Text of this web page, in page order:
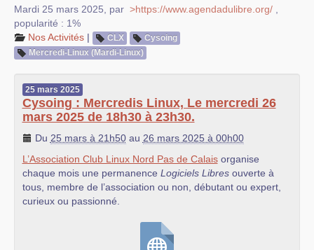
Mardi 25 mars 2025 par >https://www.agendadulibre.org/
popularité : 1%
Nos Activités | CLX
Cysoing
Mercredi-Linux (Mardi-Linux)
25 mars 2025
Cysoing : Mercredis Linux, Le mercredi 26
mars 2025 de 18h30 à 23h30.
Du 25 mars à 21h50au 26 mars 2025 à 00h00
L’Association Club Linux Nord Pas de Calaisorganise
chaque mois une permanence Logiciels Libresouverte à
tous, membre de l’association ou non, débutant ou expert,
curieux ou passionné.